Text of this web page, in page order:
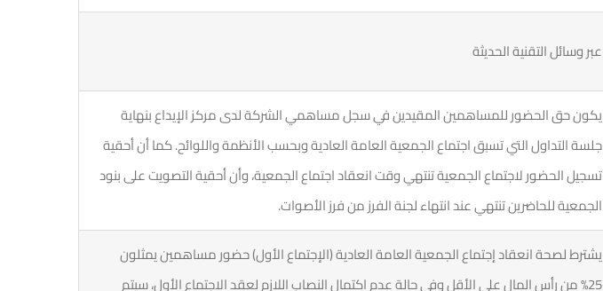
عبر وسائل التقنية الحديثة
يكون حق الحضور للمساهمين المقيدين في سجل مساهمي الشركة لدى مركز الإيداع بنهاية
جلسة التداول التي تسبق اجتماع الجمعية العامة العادية وبحسب الأنظمة واللوائح. كما أن أحقية
تسجيل الحضور لاجتماع الجمعية تنتهي وقت انعقاد اجتماع الجمعية، وأن أحقية التصويت على بنود
الجمعية للحاضرين تنتهي عند انتهاء لجنة الفرز من فرز الأصوات.
يشترط لصحة انعقاد إجتماع الجمعية العامة العادية (الإجتماع الأول) حضور مساهمين يمثلون
25% من رأس المال على الأقل وفي حالة عدم اكتمال النصاب اللازم لعقد الاجتماع الأول، سيتم